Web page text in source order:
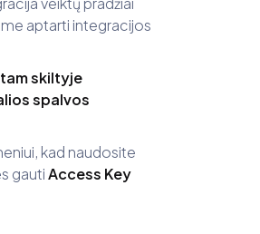
aptarti integracijos
skiltyje
spalvos
kad naudosite
gautiAccess Key